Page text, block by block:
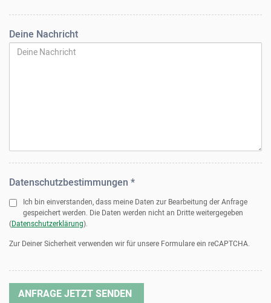
Deine Nachricht
Datenschutzbestimmungen *
Ich bin einverstanden, dass meine Daten zur Bearbeitung der Anfrage
gespeichert werden. Die Daten werden nicht an Dritte weitergegeben
(Datenschutzerklärung).
Zur Deiner Sicherheit verwenden wir für unsere Formulare ein reCAPTCHA.